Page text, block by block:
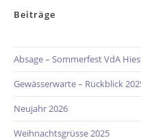
Beiträge
Absage – Sommerfest VdA
Gewässerwarte – Rückblick
Neujahr 2026
Weihnachtsgrüsse 2025